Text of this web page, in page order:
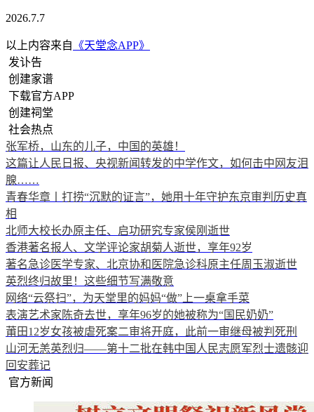
2026.7.7
以上内容来自 《天堂念APP》
发讣告
创建家谱
下载官方APP
创建祠堂
社会热点
张军桥，山东的儿子，中国的英雄！
这篇让人民日报、央视新闻转发的中学作文，如何击中网友泪
腺……
青春华章丨打捞“沉默的证言”，她用十年守护东京审判历史真
相
北师大校长办原主任、启功研究专家侯刚逝世
香港著名报人、文学评论家胡菊人逝世，享年92岁
著名急诊医学专家、北京协和医院急诊科原主任周玉淑逝世
英烈终归故里！这些细节写满敬意
网络“云祭扫”，为天堂里的妈妈“做”上一桌拿手菜
表演艺术家陈奇去世，享年96岁的她被称为“国民奶奶”
莆田12岁女孩被虐死案二审将开庭，此前一审继母被判死刑
山河无恙英烈归——第十二批在韩中国人民志愿军烈士遗骸迎
回安葬记
官方新闻